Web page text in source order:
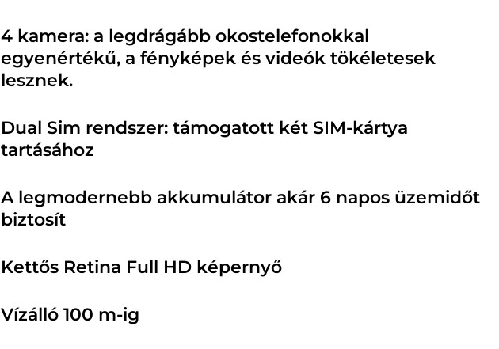
4 kamera: a legdrágább okostelefonokkal
egyenértékű, a fényképek és videók tökéletesek
lesznek.
Dual Sim rendszer: támogatott két SIM-kártya
tartásához
A legmodernebb akkumulátor akár 6 napos üzemidőt
biztosít
Kettős Retina Full HD képernyő
Vízálló 100 m-ig